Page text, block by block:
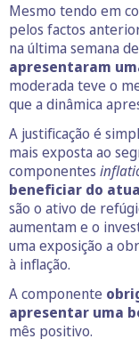
Mesmo tendo em
pelos factos
na última semana
apresentaram
moderada teve o
que a dinâmica
A justificação é
mais exposta ao
componentes
beneficiar do
são o ativo de
aumentam e o
uma exposição a
à inflação.
A componente
apresentar uma
mês positivo.